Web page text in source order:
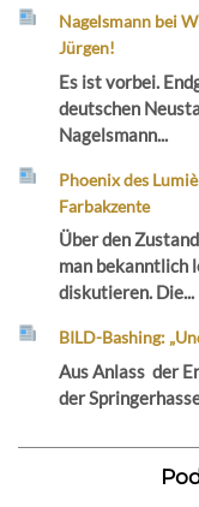
Nagelsmann bei
Jürgen!
Es ist vorbei.
deutschen
Nagelsmann...
Phoenix des
Farbakzente
Über den
man bekanntlich
diskutieren. Die...
BILD-Bashing:
Aus Anlass der
der